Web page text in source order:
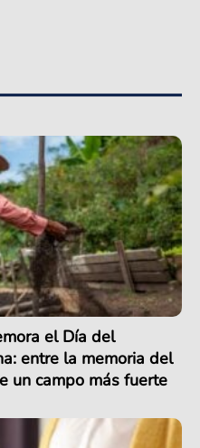
el Día del
entre la memoria del
un campo más fuerte